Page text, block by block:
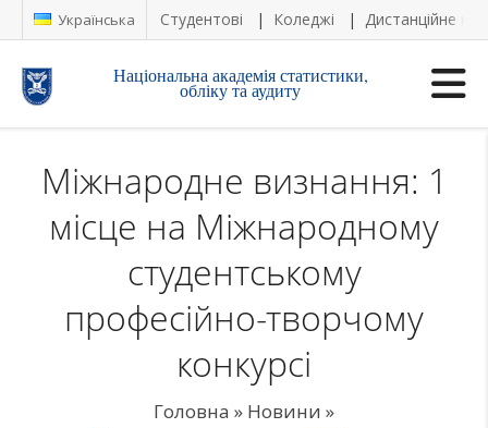
Українська Студентові Коледжі Дистанційне
Національна академія статистики,
обліку та аудиту
Міжнародне визнання: 1
місце на Міжнародному
студентському
професійно-творчому
конкурсі
Головна » Новини »